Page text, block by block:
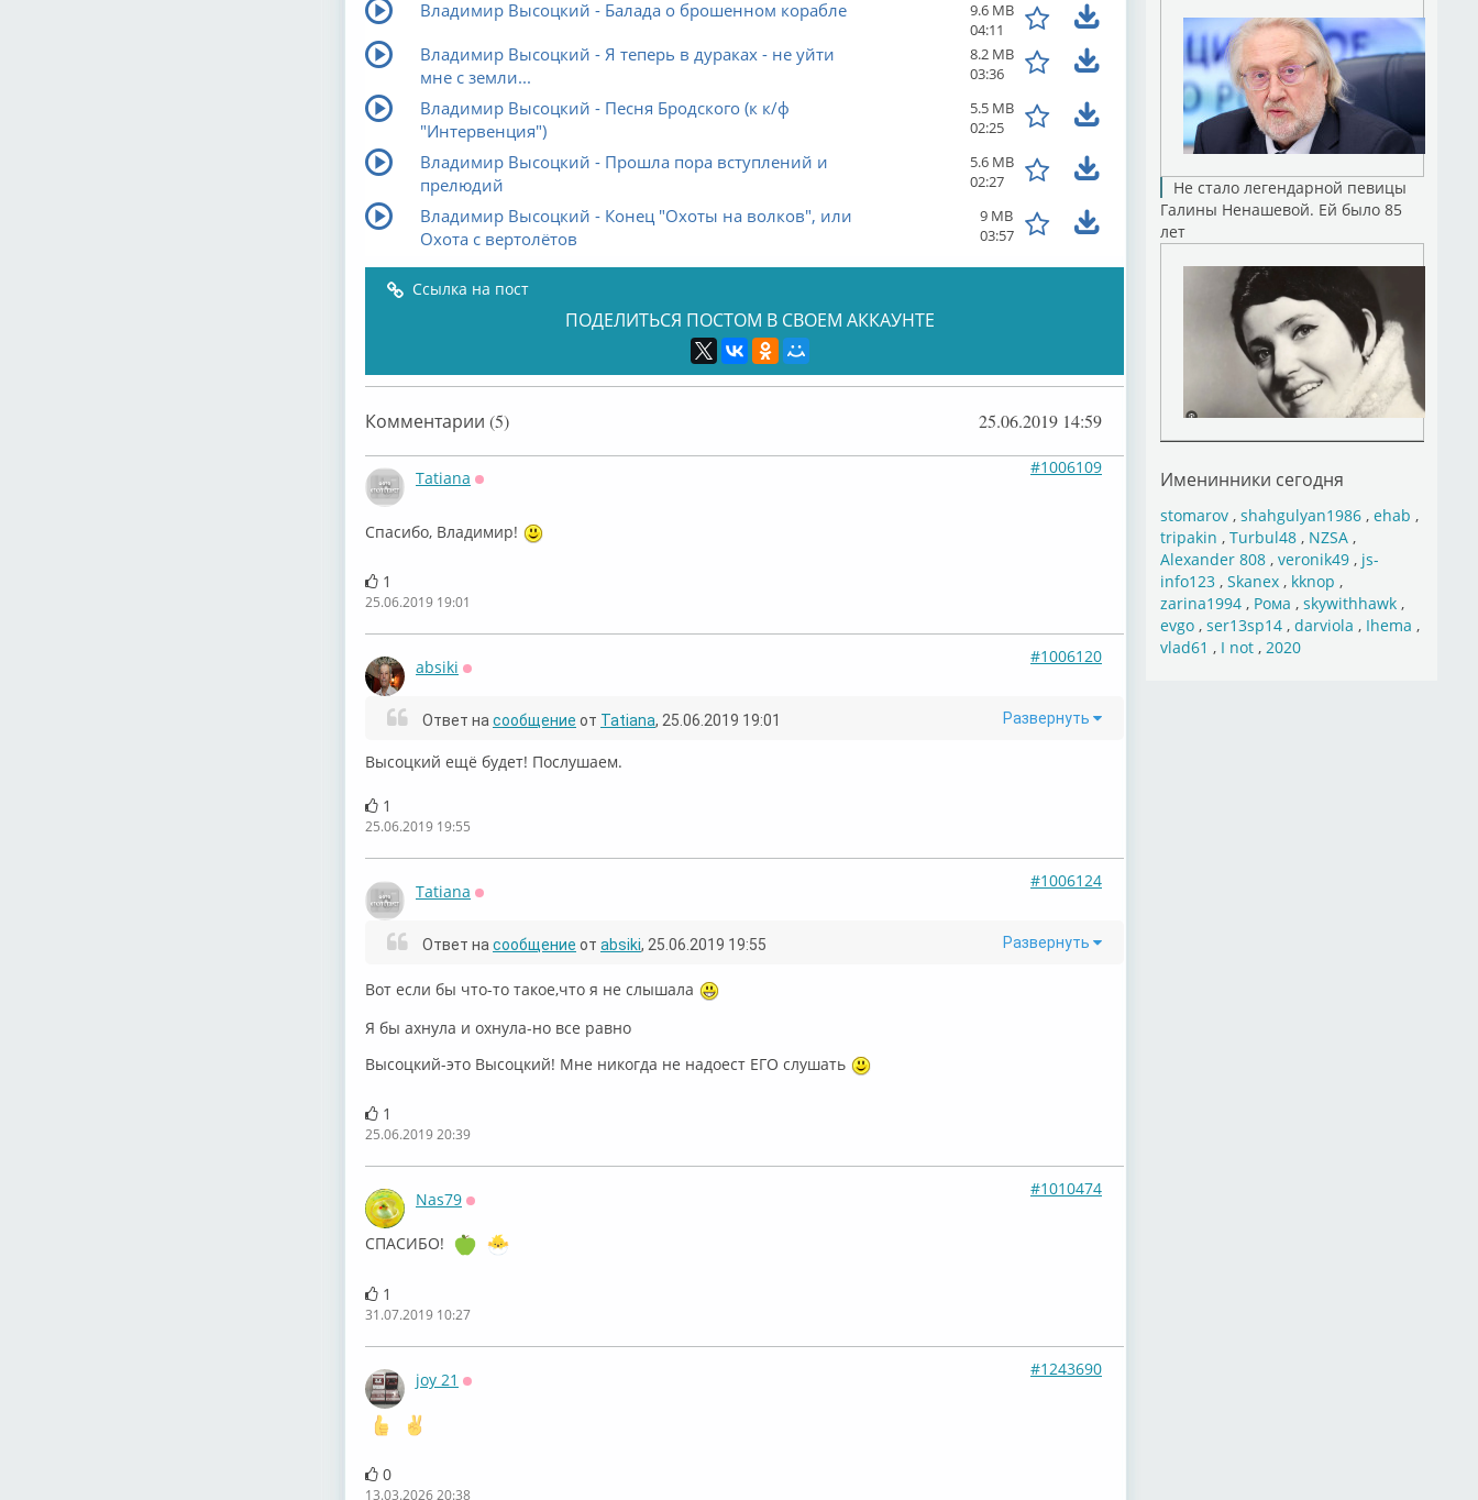
Владимир Высоцкий - Балада о брошенном корабле
9.6 MB
04:11
Владимир Высоцкий - Я теперь в дураках - не уйти
мне с земли...
8.2 MB
03:36
Владимир Высоцкий - Песня Бродского (к к/ф
"Интервенция")
5.5 MB
02:25
Владимир Высоцкий - Прошла пора вступлений и
прелюдий
5.6 MB
02:27
Владимир Высоцкий - Конец "Охоты на волков", или
Охота с вертолётов
9 MB
03:57
Ссылка на пост
ПОДЕЛИТЬСЯ ПОСТОМ В СВОЕМ АККАУНТЕ
Комментарии (5) 25.06.2019 14:59
Tatiana
#1006109
Спасибо, Владимир!
1
25.06.2019 19:01
absiki
#1006120
Развернуть
Ответ на сообщение от Tatiana, 25.06.2019 19:01
Высоцкий ещё будет! Послушаем.
1
25.06.2019 19:55
Tatiana
#1006124
Развернуть
Ответ на сообщение от absiki, 25.06.2019 19:55
Вот если бы что-то такое,что я не слышала
Я бы ахнула и охнула-но все равно
Высоцкий-это Высоцкий! Мне никогда не надоест ЕГО слушать
1
25.06.2019 20:39
Nas79
#1010474
СПАСИБО!
1
31.07.2019 10:27
joy 21
#1243690
0
13.03.2026 20:38
Не стало легендарной певицы
Галины Ненашевой. Ей было 85
лет
Именинники сегодня
stomarov, shahgulyan1986, ehab ,
tripakin , Turbul48, NZSA,
Alexander 808, veronik49, js-
info123, Skanex, kknop ,
zarina1994, Рома , skywithhawk,
evgo, ser13sp14, darviola , Ihema ,
vlad61 , I not, 2020